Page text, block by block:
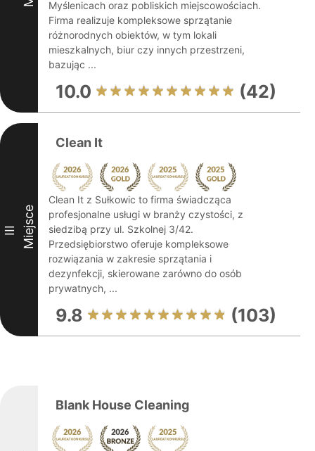
Myślenicach oraz pobliskich miejscowościach.
Firma realizuje kompleksowe sprzątanie
różnorodnych obiektów, w tym lokali
mieszkalnych, biur czy innych przestrzeni,
bazując ...
10.0 (42)
III Miejsce
Clean It
Clean It z Sułkowic to firma świadcząca
profesjonalne usługi w branży czystości, z
siedzibą przy ul. Szkolnej 3/42.
Przedsiębiorstwo oferuje kompleksowe
rozwiązania w zakresie sprzątania i
dezynfekcji, skierowane zarówno do osób
prywatnych, ...
9.8 (103)
Blank House Cleaning